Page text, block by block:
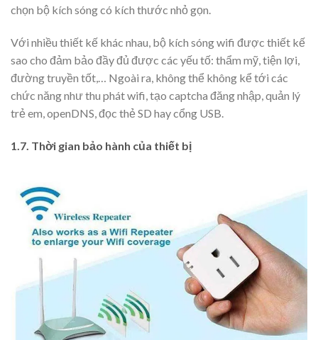
chọn bộ kích sóng có kích thước nhỏ gọn.
Với nhiều thiết kế khác nhau, bộ kích sóng wifi được thiết kế
sao cho đảm bảo đầy đủ được các yếu tố: thẩm mỹ, tiện lợi,
đường truyền tốt,… Ngoài ra, không thể không kể tới các
chức năng như thu phát wifi, tạo captcha đăng nhập, quản lý
trẻ em, openDNS, đọc thẻ SD hay cổng USB.
1.7. Thời gian bảo hành của thiết bị